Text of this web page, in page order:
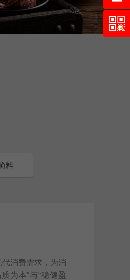
料
代消费需求，为消
为本”与“稳健盈